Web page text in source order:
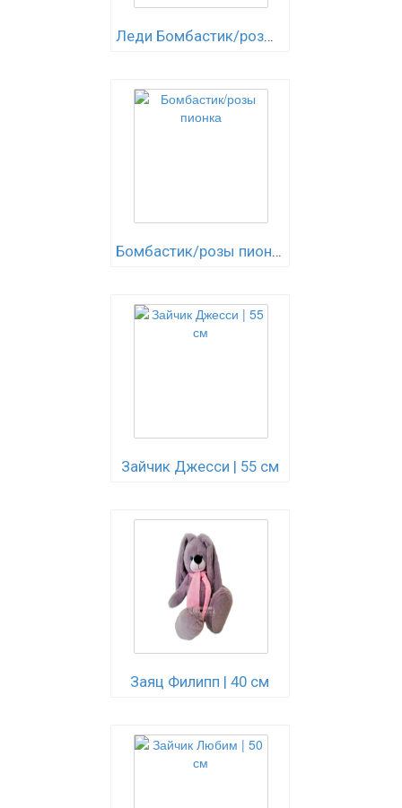
Леди Бомбастик/розы пионка
Бомбастик/розы пионка
Зайчик Джесси | 55 см
Заяц Филипп | 40 см